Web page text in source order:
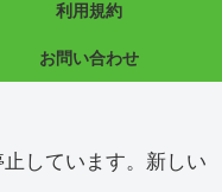
利用規約
お問い合わせ
しています。新しい